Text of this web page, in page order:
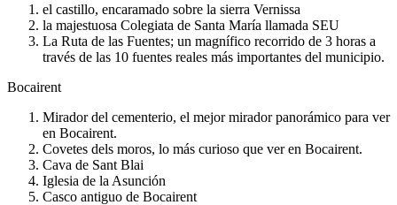
el castillo, encaramado sobre la sierra Vernissa
la majestuosa Colegiata de Santa María llamada SEU
La Ruta de las Fuentes; un magnífico recorrido de 3 horas a
través de las 10 fuentes reales más importantes del municipio.
Bocairent
Mirador del cementerio, el mejor mirador panorámico para ver
en Bocairent.
Covetes dels moros, lo más curioso que ver en Bocairent.
Cava de Sant Blai
Iglesia de la Asunción
Casco antiguo de Bocairent